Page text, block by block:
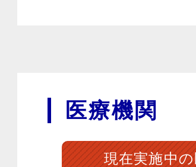
医療機関
現在実施中